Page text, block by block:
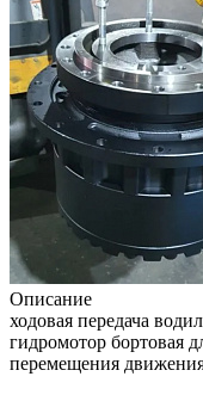
Описание
ходовая передача
гидромотор бортовая
перемещения